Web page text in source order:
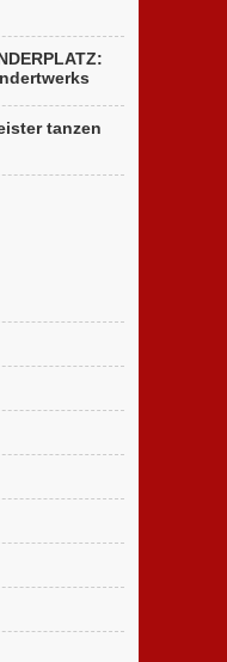
tanzen